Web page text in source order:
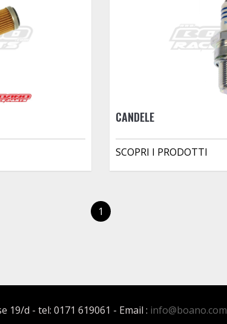
CANDELE
SCOPRI I PRODOTTI
1
19/d - tel: 0171 619061 - Email : info@boano.com